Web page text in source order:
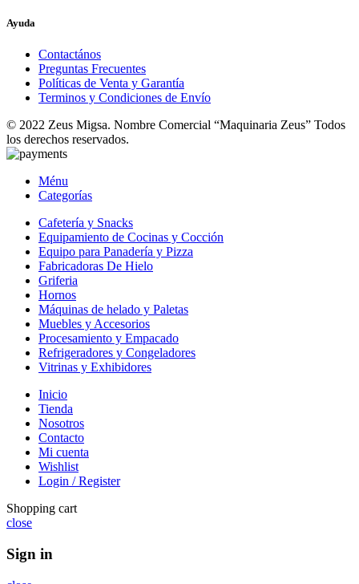
Ayuda
Contactános
Preguntas Frecuentes
Políticas de Venta y Garantía
Terminos y Condiciones de Envío
© 2022 Zeus Migsa. Nombre Comercial “Maquinaria Zeus” Todos
los derechos reservados.
Ménu
Categorías
Cafetería y Snacks
Equipamiento de Cocinas y Cocción
Equipo para Panadería y Pizza
Fabricadoras De Hielo
Griferia
Hornos
Máquinas de helado y Paletas
Muebles y Accesorios
Procesamiento y Empacado
Refrigeradores y Congeladores
Vitrinas y Exhibidores
Inicio
Tienda
Nosotros
Contacto
Mi cuenta
Wishlist
Login / Register
Shopping cart
close
Sign in